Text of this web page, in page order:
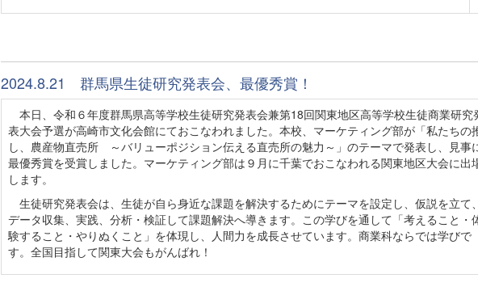
2024.8.21 群馬県生徒研究発表会、最優秀賞！
本日、令和６年度群馬県高等学校生徒研究発表会兼第18回関東地区高等学校生徒商業研究
表大会予選が高崎市文化会館にておこなわれました。本校、マーケティング部が「私たちの
し、農産物直売所 ～バリューポジション伝える直売所の魅力～」のテーマで発表し、見事
最優秀賞を受賞しました。マーケティング部は９月に千葉でおこなわれる関東地区大会に出
します。
生徒研究発表会は、生徒が自ら身近な課題を解決するためにテーマを設定し、仮説を立て、
データ収集、実践、分析・検証して課題解決へ導きます。この学びを通して「考えること・
験すること・やりぬくこと」を体現し、人間力を成長させています。商業科ならでは学びで
す。全国目指して関東大会もがんばれ！